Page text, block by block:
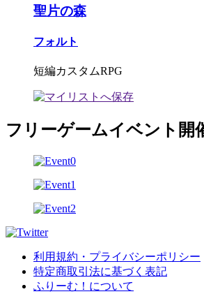
聖片の森
フォルト
短編カスタムRPG
フリーゲームイベント開
利用規約・プライバシーポリシー
特定商取引法に基づく表記
ふりーむ！について